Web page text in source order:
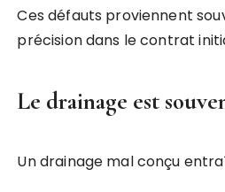
Ces défauts proviennent
précision dans le contrat
Le drainage est
Un drainage mal conçu